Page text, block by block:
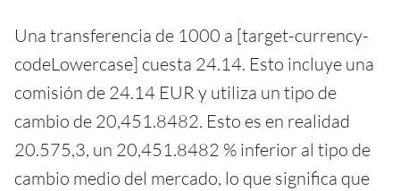
Una transferencia de 1000 a [target-currency-
codeLowercase] cuesta 24.14. Esto incluye una
comisión de 24.14 EUR y utiliza un tipo de
cambio de 20,451.8482. Esto es en realidad
20.575,3, un 20,451.8482 % inferior al tipo de
cambio medio del mercado, lo que significa que